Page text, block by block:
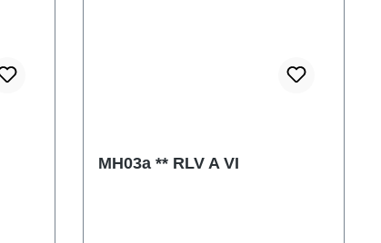
MH03a ** RLV A VI